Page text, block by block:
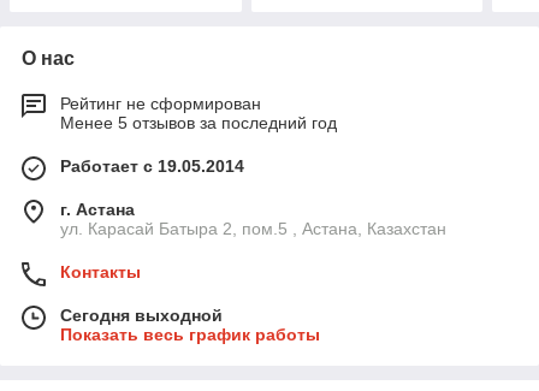
О нас
Рейтинг не сформирован
Менее 5 отзывов за последний год
Работает с 19.05.2014
г. Астана
ул. Карасай Батыра 2, пом.5 , Астана, Казахстан
Контакты
Сегодня выходной
Показать весь график работы